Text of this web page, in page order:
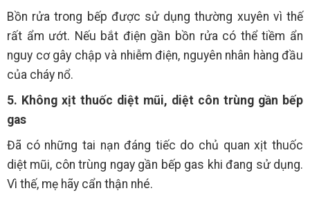
Bồn rửa trong bếp được sử dụng thường xuyên vì thế
rất ẩm ướt. Nếu bắt điện gần bồn rửa có thể tiềm ẩn
nguy cơ gây chập và nhiễm điện, nguyên nhân hàng đầu
của cháy nổ.
5. Không xịt thuốc diệt mũi, diệt côn trùng gần bếp
gas
Đã có những tai nạn đáng tiếc do chủ quan xịt thuốc
diệt mũi, côn trùng ngay gần bếp gas khi đang sử dụng.
Vì thế, mẹ hãy cẩn thận nhé.